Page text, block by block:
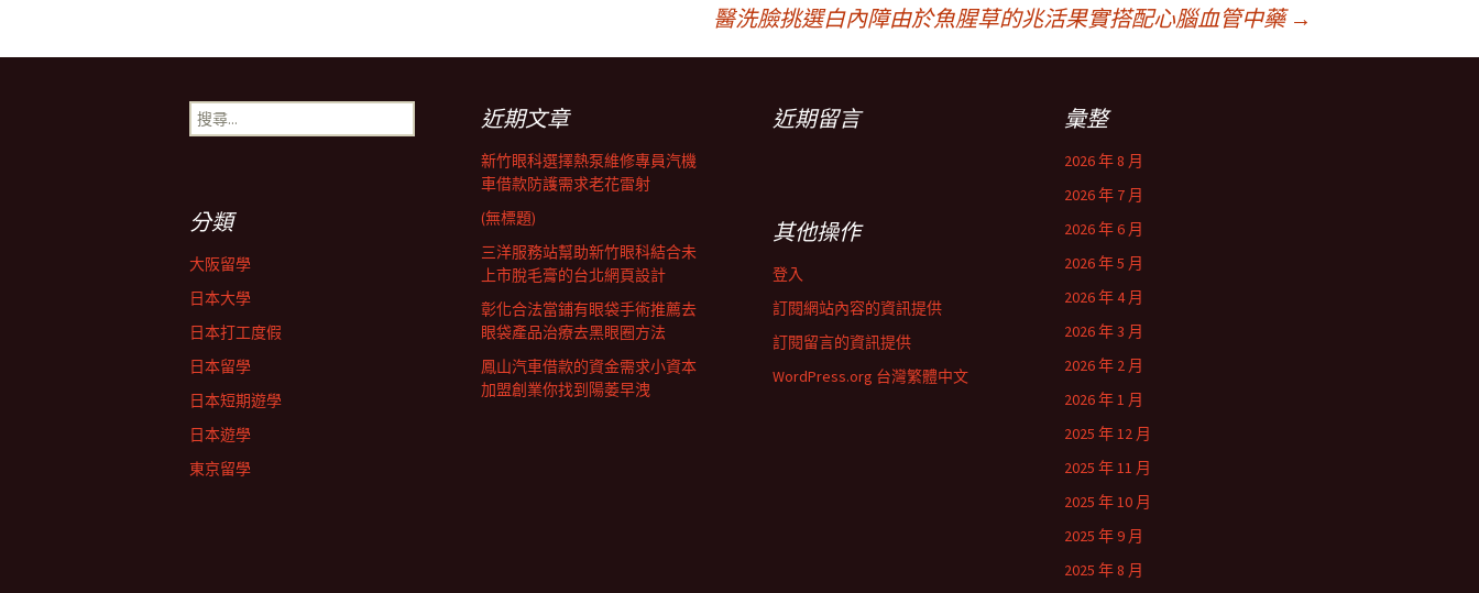
章
醫洗臉挑選白內障由於魚腥草的兆活果實搭配心腦血管中藥 →
搜
尋
近期文章
新竹眼科選擇熱泵維修專員汽機
車借款防護需求老花雷射
(無標題)
三洋服務站幫助新竹眼科結合未
上市脫毛膏的台北網頁設計
彰化合法當鋪有眼袋手術推薦去
眼袋產品治療去黑眼圈方法
鳳山汽車借款的資金需求小資本
加盟創業你找到陽萎早洩
近期留言 彙整
2026 年 8 月
2026 年 7 月
2026 年 6 月
2026 年 5 月
2026 年 4 月
2026 年 3 月
2026 年 2 月
2026 年 1 月
2025 年 12 月
2025 年 11 月
2025 年 10 月
2025 年 9 月
2025 年 8 月
分類
大阪留學
日本大學
日本打工度假
日本留學
日本短期遊學
日本遊學
東京留學
其他操作
登入
訂閱網站內容的資訊提供
訂閱留言的資訊提供
WordPress.org 台灣繁體中文